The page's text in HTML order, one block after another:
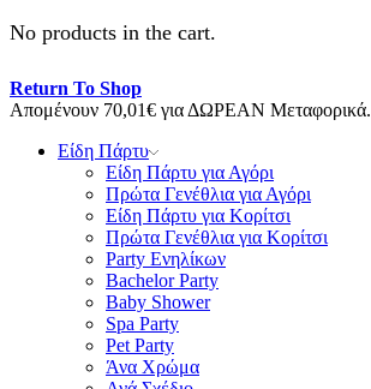
No products in the cart.
Return To Shop
Απομένουν 70,01€ για ΔΩΡΕΑΝ Μεταφορικά.
Είδη Πάρτυ
Είδη Πάρτυ για Αγόρι
Πρώτα Γενέθλια για Αγόρι
Είδη Πάρτυ για Κορίτσι
Πρώτα Γενέθλια για Κορίτσι
Party Ενηλίκων
Bachelor Party
Baby Shower
Spa Party
Pet Party
Άνα Χρώμα